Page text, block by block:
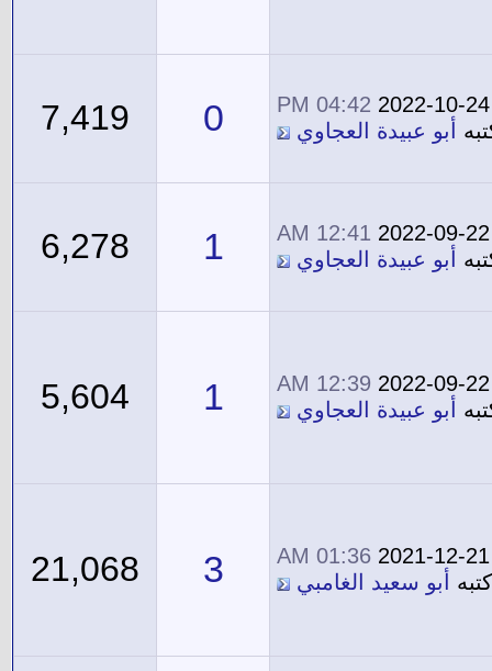
2022-10-24
04:42 PM
أبو عبيدة العجاوي 0
7,419
2022-09-22
12:41 AM
أبو عبيدة العجاوي 1
6,278
2022-09-22
12:39 AM
أبو عبيدة العجاوي 1
5,604
2021-12-21
01:36 AM
كتبه
أبو سعيد الغامبي 3
21,068